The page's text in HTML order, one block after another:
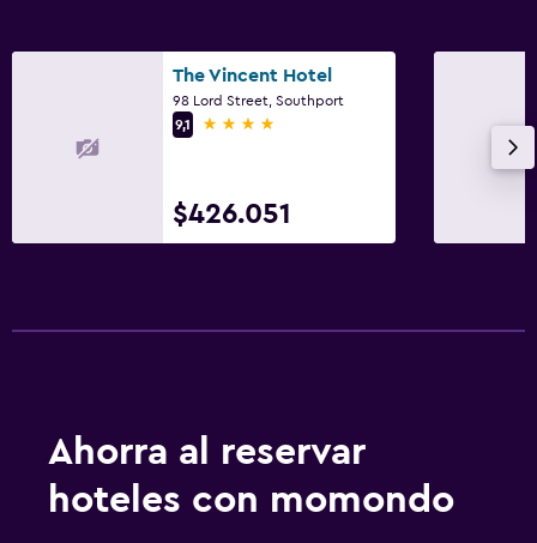
The Vincent Hotel
98 Lord Street, Southport
9,1
4 estrellas
$426.051
Ahorra al reservar
hoteles con momondo